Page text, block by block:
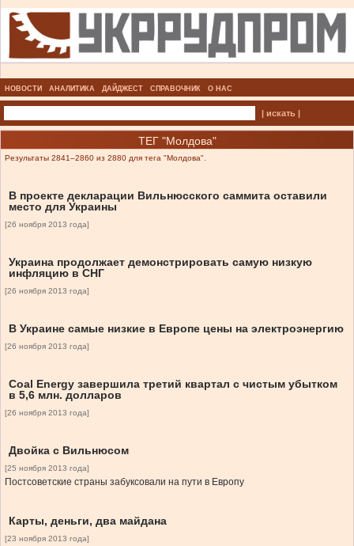
НОВОСТИ АНАЛИТИКА ДАЙДЖЕСТ СПРАВОЧНИК О НАС
| искать |
ТЕГ "Молдова"
Результаты 2841–2860 из 2880 для тега "Молдова".
В проекте декларации Вильнюсского саммита оставили
место для Украины
[26 ноября 2013 года]
Украина продолжает демонстрировать самую низкую
инфляцию в СНГ
[26 ноября 2013 года]
В Украине самые низкие в Европе цены на электроэнергию
[26 ноября 2013 года]
Coal Energy завершила третий квартал с чистым убытком
в 5,6 млн. долларов
[26 ноября 2013 года]
Двойка с Вильнюсом
[25 ноября 2013 года]
Постсоветские страны забуксовали на пути в Европу
Карты, деньги, два майдана
[23 ноября 2013 года]